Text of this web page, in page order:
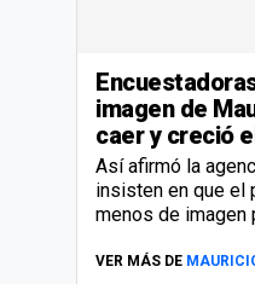
imagen de
caer y creció
Así afirmó la
insisten en que el
menos de imagen
VER MÁS DE